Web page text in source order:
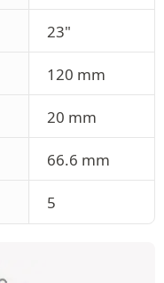
23"
120 mm
20 mm
66.6 mm
5